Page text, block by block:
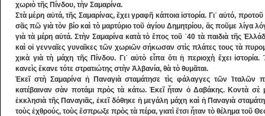
χωριὸ τῆς Πίνδου, τὴν Σαμαρίνα.
Στὰ μέρη αὐτά, τῆς Σαμαρίνας, ἔχει γραφῆ κάποια ἱστορία. Γι᾽ αὐτό,
σᾶς πῶ γιὰ τὸν βίο καὶ τὸ μαρτύριο τοῦ ἁγίου Δημητρίου, ἂς ποῦμε λίγα
γιὰ τὰ μέρη αὐτά. Στὴν Σαμαρίνα κατὰ τὸ ἔπος τοῦ ᾽40 τὰ παιδιὰ τῆς
καὶ οἱ γενναῖες γυναῖκες τῶν χωριῶν σήκωσαν στὶς πλάτες τους τὰ
χικὰ γιὰ τὴ μάχη τῆς Πίνδου. Γι᾽ αὐτὸ εἶπα ὅτι ἡ περι­ο­χὴ ἔχει ἱστορία.
κανεὶς ἔ­κανε τότε στρατιώτης στὴν Ἀλβανία, θὰ τὸ θυμᾶται.
Ἐκεῖ στὴ Σαμαρίνα ἡ Παναγιὰ σταμάτησε τὶς φάλαγγες τῶν Ἰταλῶν
κατέβαιναν σὰν ποτάμι πρὸς τὰ κάτω. Ἐκεῖ ἦταν ὁ Δαβάκης. Κοντὰ σὲ
ἐκκλησιὰ τῆς Παναγιᾶς, ἐκεῖ δόθηκε ἡ μεγάλη μάχη καὶ ἡ Παναγιὰ
τοὺς ἐ­χθρούς, τοὺς ἔσπρωξε πρὸς τὰ πέρα, γιατὶ ἔτσι ἦταν τὸ θέλημα τοῦ